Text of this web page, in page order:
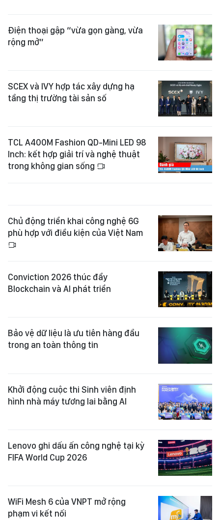
Điện thoại gập “vừa gọn gàng, vừa
rộng mở”
SCEX và IVY hợp tác xây dựng hạ
tầng thị trường tài sản số
TCL A400M Fashion QD-Mini LED 98
Inch: kết hợp giải trí và nghệ thuật
trong không gian sống
Chủ động triển khai công nghệ 6G
phù hợp với điều kiện của Việt Nam
Conviction 2026 thúc đẩy
Blockchain và AI phát triển
Bảo vệ dữ liệu là ưu tiên hàng đầu
trong an toàn thông tin
Khởi động cuộc thi Sinh viên định
hình nhà máy tương lai bằng AI
Lenovo ghi dấu ấn công nghệ tại kỳ
FIFA World Cup 2026
WiFi Mesh 6 của VNPT mở rộng
phạm vi kết nối